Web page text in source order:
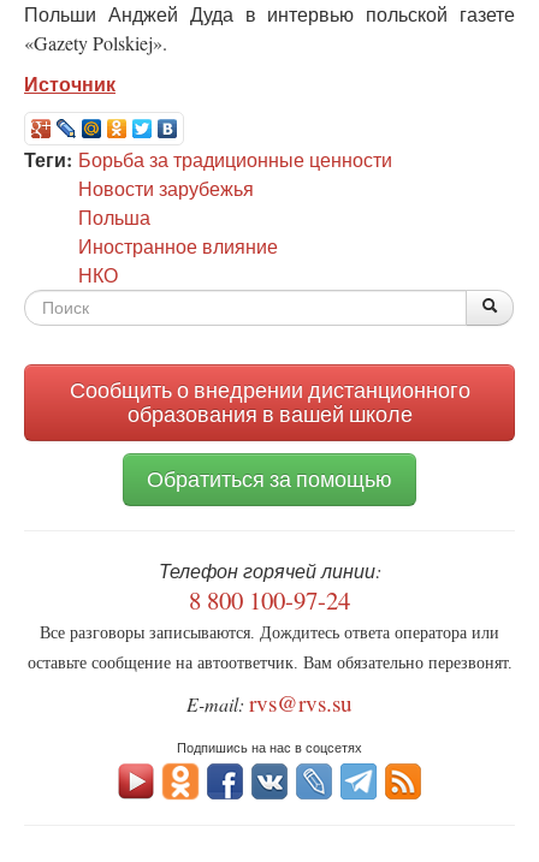
Польши Анджей Дуда в интервью польской газете
«Gazety Polskiej».
Источник
Теги: Борьба за традиционные ценности
Новости зарубежья
Польша
Иностранное влияние
НКО
Форма
Сообщить о внедрении дистанционного
образования в вашей школе
Обратиться за помощью
Телефон горячей линии:
8 800 100-97-24
Все разговоры записываются. Дождитесь ответа оператора или
оставьте сообщение на автоответчик. Вам обязательно перезвонят.
E-mail: rvs@rvs.su
Подпишись на нас в соцсетях